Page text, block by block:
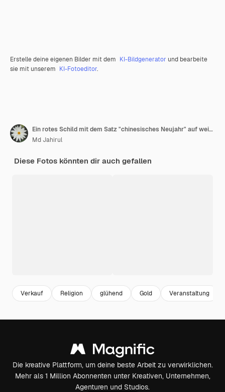
Erstelle deine eigenen Bilder mit dem KI-Bildgenerator und bearbeite
sie mit unserem KI-Fotoeditor.
Ein rotes Schild mit dem Satz "chinesisches Neujahr" auf weißem und rotem Hintergrund
Md Jahirul
Diese Fotos könnten dir auch gefallen
Verkauf Religion glühend Gold Veranstaltung
Die kreative Plattform, um deine beste Arbeit zu verwirklichen.
Mehr als 1 Million Abonnenten unter Kreativen, Unternehmen,
Agenturen und Studios.